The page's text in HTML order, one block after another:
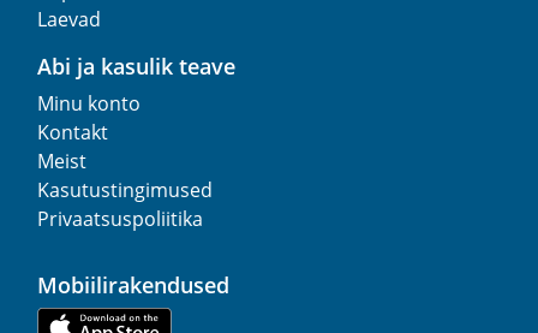
Laevad
Abi ja kasulik teave
Minu konto
Kontakt
Meist
Kasutustingimused
Privaatsuspoliitika
Mobiilirakendused